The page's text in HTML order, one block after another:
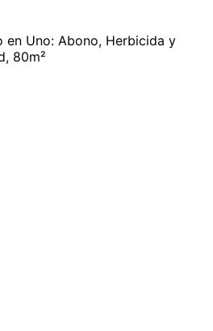
en Uno: Abono, Herbicida y
80m²